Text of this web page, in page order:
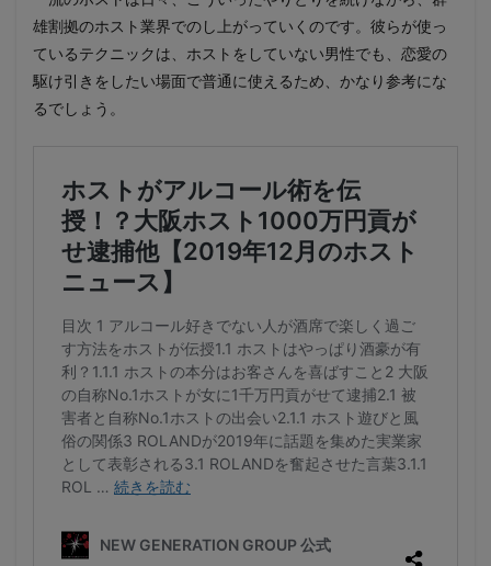
雄割拠のホスト業界でのし上がっていくのです。彼らが使っ
ているテクニックは、ホストをしていない男性でも、恋愛の
駆け引きをしたい場面で普通に使えるため、かなり参考にな
るでしょう。